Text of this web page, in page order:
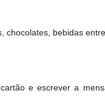
bebidas
e escrever a